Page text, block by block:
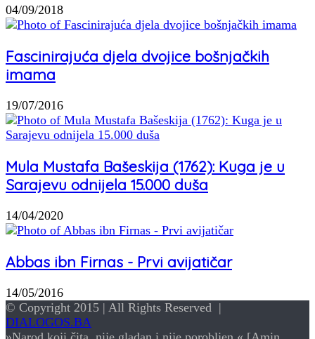
04/09/2018
Fascinirajuća djela dvojice bošnjačkih
imama
19/07/2016
Mula Mustafa Bašeskija (1762): Kuga je u
Sarajevu odnijela 15.000 duša
14/04/2020
Abbas ibn Firnas - Prvi avijatičar
14/05/2016
© Copyright 2015 | All Rights Reserved |
DIALOGOS.BA